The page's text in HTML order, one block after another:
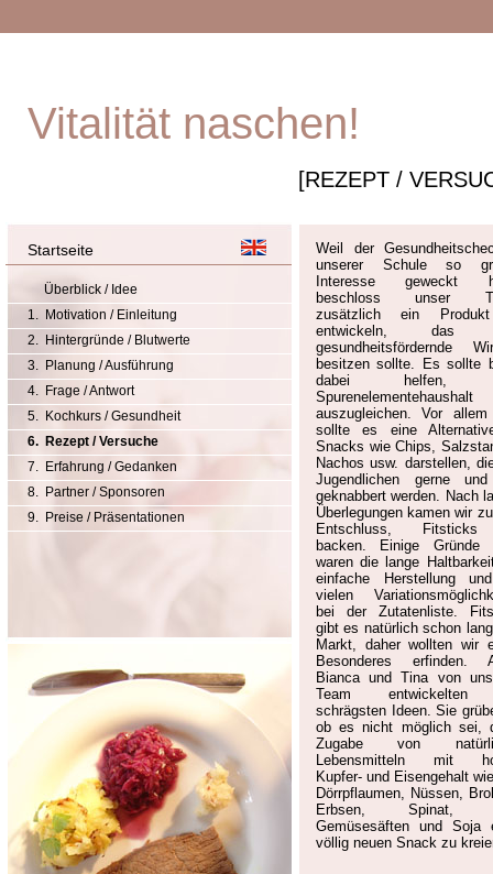
Vitalität naschen!
[REZEPT /
Startseite
Überblick / Idee
1. Motivation / Einleitung
2. Hintergründe / Blutwerte
3. Planung / Ausführung
4. Frage / Antwort
5. Kochkurs / Gesundheit
6. Rezept / Versuche
7. Erfahrung / Gedanken
8. Partner / Sponsoren
9. Preise / Präsentationen
Weil der
unserer Schule so
Interesse geweckt
beschloss unser
zusätzlich ein
entwickeln, das
gesundheitsfördernde
besitzen sollte. Es sollte
dabei helfen,
Spurenelementehaushalt
auszugleichen. Vor allem
sollte es eine
Snacks wie Chips,
Nachos usw. darstellen,
Jugendlichen gerne
geknabbert werden. Nach
Überlegungen kamen wir
Entschluss,
backen. Einige Gründe
waren die lange
einfache Herstellung
vielen
bei der Zutatenliste.
gibt es natürlich schon
Markt, daher wollten wir
Besonderes erfinden.
Bianca und Tina von
Team
schrägsten Ideen. Sie
ob es nicht möglich sei,
Zugabe von
Lebensmitteln mit
Kupfer- und Eisengehalt
Dörrpflaumen, Nüssen,
Erbsen, Spinat,
Gemüsesäften und Soja
völlig neuen Snack zu